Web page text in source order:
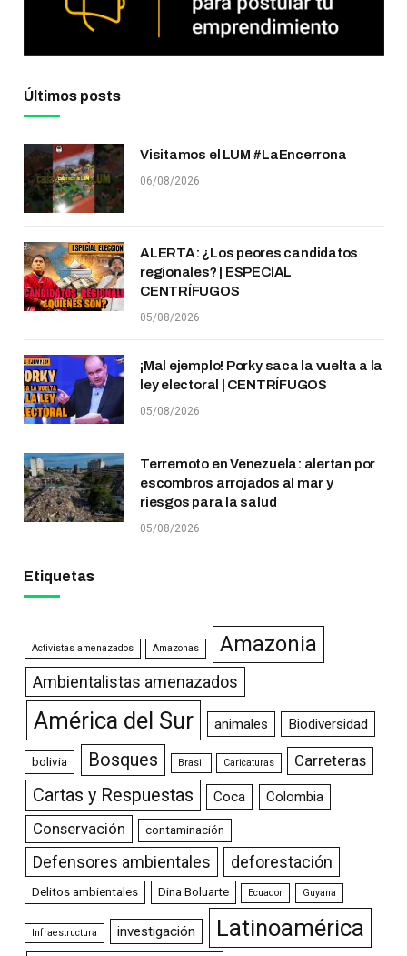
Últimos posts
Visitamos el LUM #LaEncerrona
06/08/2026
ALERTA: ¿Los peores candidatos
regionales? | ESPECIAL
CENTRÍFUGOS
05/08/2026
¡Mal ejemplo! Porky saca la vuelta a la
ley electoral | CENTRÍFUGOS
05/08/2026
Terremoto en Venezuela: alertan por
escombros arrojados al mar y
riesgos para la salud
05/08/2026
Etiquetas
Activistas amenazados Amazonas Amazonia
Ambientalistas amenazados
América del Sur animales Biodiversidad
bolivia Bosques Brasil Caricaturas Carreteras
Cartas y Respuestas Coca Colombia
Conservación contaminación
Defensores ambientales deforestación
Delitos ambientales Dina Boluarte Ecuador Guyana
Infraestructura investigación Latinoamérica